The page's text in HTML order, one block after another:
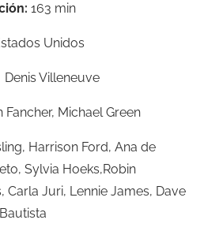
163 min
Unidos
Denis Villeneuve
Fancher, Michael Green
Harrison Ford, Ana de
Sylvia Hoeks,Robin
Carla Juri, Lennie James, Dave
Bautista